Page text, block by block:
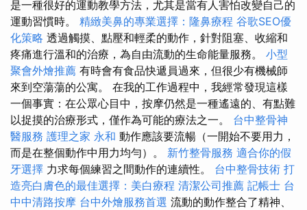
是一種很好的運動教學方法，尤其是當有人害怕改變自己的
運動習慣時。 精緻美鼻的專業選擇：隆鼻療程 谷歌SEO優
化策略 透過觸摸、點壓和輕柔的動作，針對阻塞、收縮和
疼痛進行溫和的治療，為自由流動的生命能量服務。 小型
聚會外燴推薦 有時會有食品快遞員過來，但很少有機械師
來到空蕩蕩的公寓。 在我的工作過程中，我經常發現這樣
一個事實：在公眾心目中，按摩仍然是一種遙遠的、有點難
以捉摸的治療形式，僅作為可能的療法之一。 台中整骨神
醫服務 護理之家 永和 動作應該要流暢（一開始不要用力，
而是在整個動作中用力均勻）。 新竹整骨服務 適合你的假
牙選擇 力求每個練習之間動作的連續性。 台中整骨技術 打
造亮白膚色的最佳選擇：美白療程 清潔公司推薦 記帳士 台
中中清路按摩 台中外燴服務首選 流動的動作整合了精神、